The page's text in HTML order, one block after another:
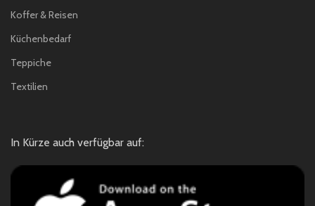
Koffer & Reisen
Küchenbedarf
Teppiche
Textilien
In Kürze auch verfügbar auf: